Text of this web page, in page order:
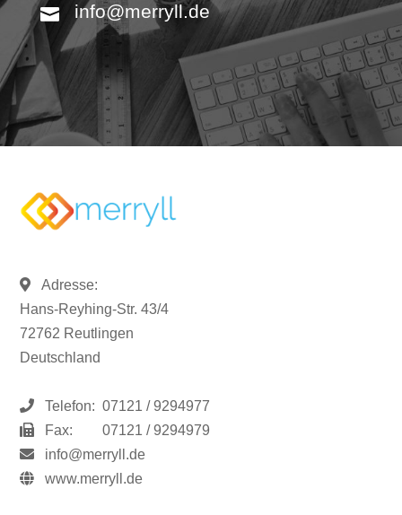
info@merryll.de
Adresse:
Hans-Reyhing-Str. 43/4
72762 Reutlingen
Deutschland
Telefon: 07121 / 9294977
Fax:
07121 / 9294979
info@merryll.de
www.merryll.de